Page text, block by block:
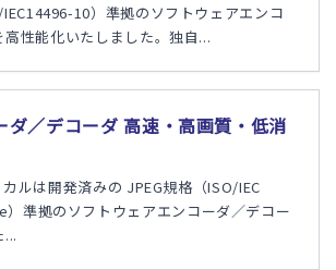
10）準拠のソフトウェアエンコ
性能化いたしました。独自...
ダ／デコーダ 高速・高画質・低消
ルは開発済みの JPEG規格（ISO/IEC
準拠のソフトウェアエンコーダ／デコー